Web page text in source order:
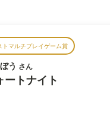
トマルチプレイゲーム賞
う さん
ートナイト